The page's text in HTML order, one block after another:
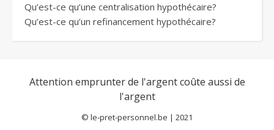
Qu’est-ce qu’une centralisation hypothécaire?
Qu’est-ce qu’un refinancement hypothécaire?
© le-pret-personnel.be | 2021